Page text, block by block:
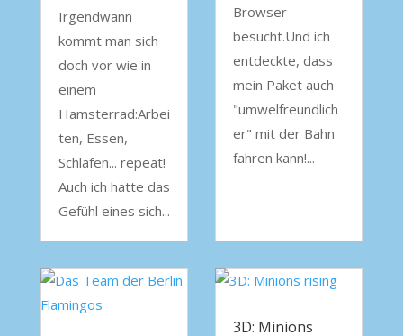
Irgendwann
kommt man sich
doch vor wie in
einem
Hamsterrad:Arbei
ten, Essen,
Schlafen... repeat!
Auch ich hatte das
Gefühl eines sich...
Browser
besucht.Und ich
entdeckte, dass
mein Paket auch
"umwelfreundlich
er" mit der Bahn
fahren kann!...
3D: Minions